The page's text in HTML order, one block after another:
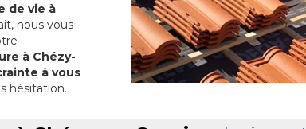
de vie à
nous vous
à Chézy-
à vous
hésitation.